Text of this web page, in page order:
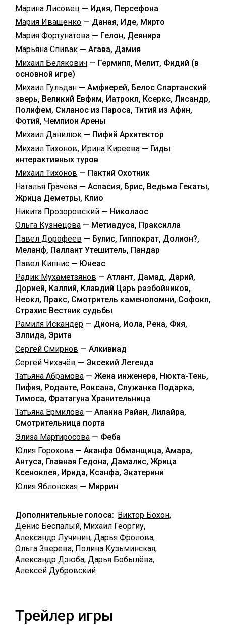
Марина Лисовец — Идия, Персефона
Мария Иващенко — Даная, Иде, Мирто
Мария Фортунатова — Гелон, Деянира
Марьяна Спивак — Агава, Дамия
Михаил Белякович — Гермипп, Мелит, Фидий (в
основной игре)
Михаил Гульдан — Амфиерей, Белос Спартанский
зверь, Великий Евфим, Иатрокл, Ксеркс, Лисандр,
Полифем, Силанос из Пароса, Титий из Афин,
Фотий, Чемпион Арены
Михаил Данилюк — Пифий Архитектор
Михаил Тихонов, Ирина Киреева — Гиды
интерактивных туров
Михаил Тихонов — Пактий Охотник
Наталья Грачёва — Аспасия, Брис, Ведьма Гекаты,
Жрица Деметры, Клио
Никита Прозоровский — Николаос
Ольга Кузнецова — Метиадуса, Праксилла
Павел Дорофеев — Булис, Гиппократ, Долион?,
Меланф, Паллант Утешитель, Пандар
Павел Кипнис — Юнеас
Радик Мухаметзянов — Атлант, Дамад, Дарий,
Дорией, Каллий, Клавдий Царь разбойников,
Неокл, Пракс, Смотритель каменоломни, Софокл,
Страхис Вестник судьбы
Рамиля Искандер — Диона, Иола, Рена, Фия,
Элпида, Эрита
Сергей Смирнов — Алкивиад
Сергей Чихачёв — Эксекий Легенда
Татьяна Абрамова — Жена инженера, Нюкта-Тень,
Пифия, Роданте, Роксана, Служанка Подарка,
Тимоса, Фратагуна Хранительница
Татьяна Ермилова — Аланна Райан, Лилайра,
Смотрительница порта
Элиза Мартиросова — Феба
Юлия Горохова — Аканфа Обманщица, Амара,
Антуса, Главная Гедона, Дамалис, Жрица
Ксеноклея, Ирида, Ксанфа, Экатерини
Юлия Яблонская — Миррин
Дополнительные голоса: Виктор Бохон,
Денис Беспалый, Михаил Георгиу,
Александр Лучинин, Дарья Фролова,
Ольга Зверева, Полина Кузьминская,
Александр Дзюба, Дарья Бобылёва,
Алексей Дубровский
Трейлер игры